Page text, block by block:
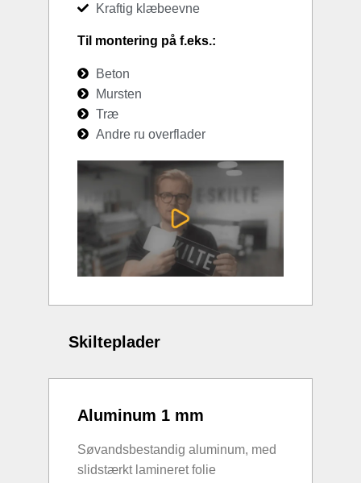
Kraftig klæbeevne
Til montering på f.eks.:
Beton
Mursten
Træ
Andre ru overflader
Skilteplader
Aluminum 1 mm
Søvandsbestandig aluminum, med
slidstærkt lamineret folie